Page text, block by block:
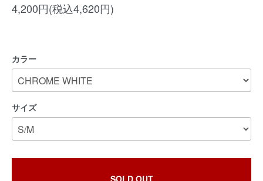
4,200円(税込4,620円)
カラー
サイズ
SOLD OUT